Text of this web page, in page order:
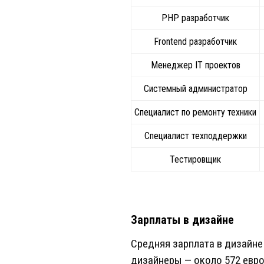
PHP разработчик
Frontend разработчик
Менеджер IT проектов
Системный администратор
Специалист по ремонту техники
Специалист техподдержки
Тестировщик
Зарплаты в дизайне
Средняя зарплата в
дизайнеры — около 572